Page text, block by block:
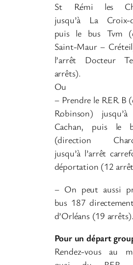
St Rémi les
jusqu’à La Croix-
puis le bus Tvm
Saint-Maur –
l’arrêt Docteur
arrêts).
Ou
– Prendre le RER B
Robinson)
Cachan, puis le
(direction
jusqu’à l’arrêt
déportation (12
– On peut aussi
bus 187
d’Orléans (19 arrêts).
Pour un départ
Rendez-vous au